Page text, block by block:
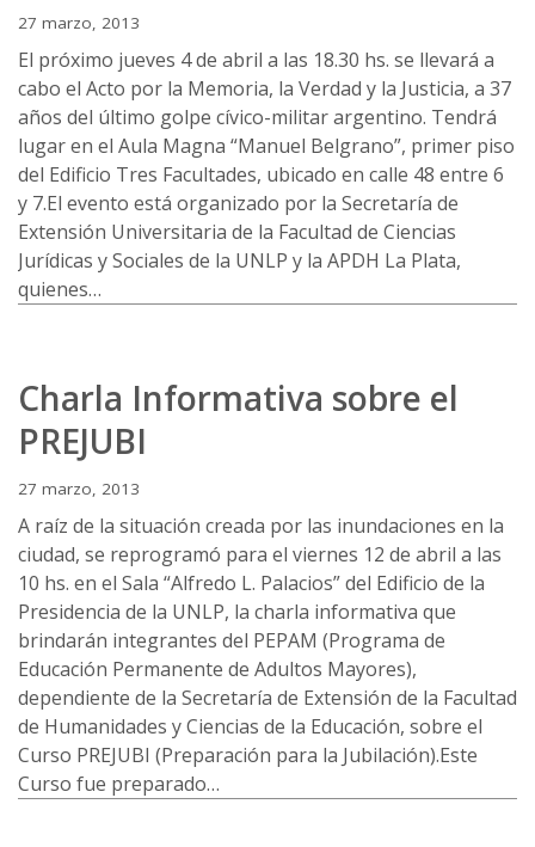
27 marzo, 2013
El próximo jueves 4 de abril a las 18.30 hs. se llevará a
cabo el Acto por la Memoria, la Verdad y la Justicia, a 37
años del último golpe cívico-militar argentino. Tendrá
lugar en el Aula Magna “Manuel Belgrano”, primer piso
del Edificio Tres Facultades, ubicado en calle 48 entre 6
y 7.El evento está organizado por la Secretaría de
Extensión Universitaria de la Facultad de Ciencias
Jurídicas y Sociales de la UNLP y la APDH La Plata,
quienes…
Charla Informativa sobre el
PREJUBI
27 marzo, 2013
A raíz de la situación creada por las inundaciones en la
ciudad, se reprogramó para el viernes 12 de abril a las
10 hs. en el Sala “Alfredo L. Palacios” del Edificio de la
Presidencia de la UNLP, la charla informativa que
brindarán integrantes del PEPAM (Programa de
Educación Permanente de Adultos Mayores),
dependiente de la Secretaría de Extensión de la Facultad
de Humanidades y Ciencias de la Educación, sobre el
Curso PREJUBI (Preparación para la Jubilación).Este
Curso fue preparado…